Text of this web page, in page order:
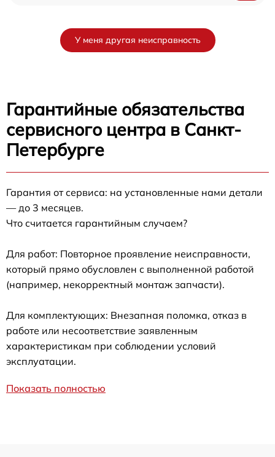
У меня другая неисправность
Гарантийные обязательства
сервисного центра в Санкт-
Петербурге
Гарантия от сервиса: на установленные нами детали
— до 3 месяцев.
Что считается гарантийным случаем?
Для работ: Повторное проявление неисправности,
который прямо обусловлен с выполненной работой
(например, некорректный монтаж запчасти).
Для комплектующих: Внезапная поломка, отказ в
работе или несоответствие заявленным
характеристикам при соблюдении условий
эксплуатации.
Показать полностью